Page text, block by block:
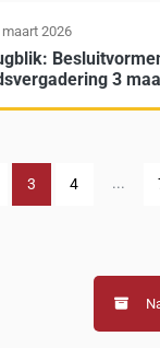
3
maart 2026
3 4 ...